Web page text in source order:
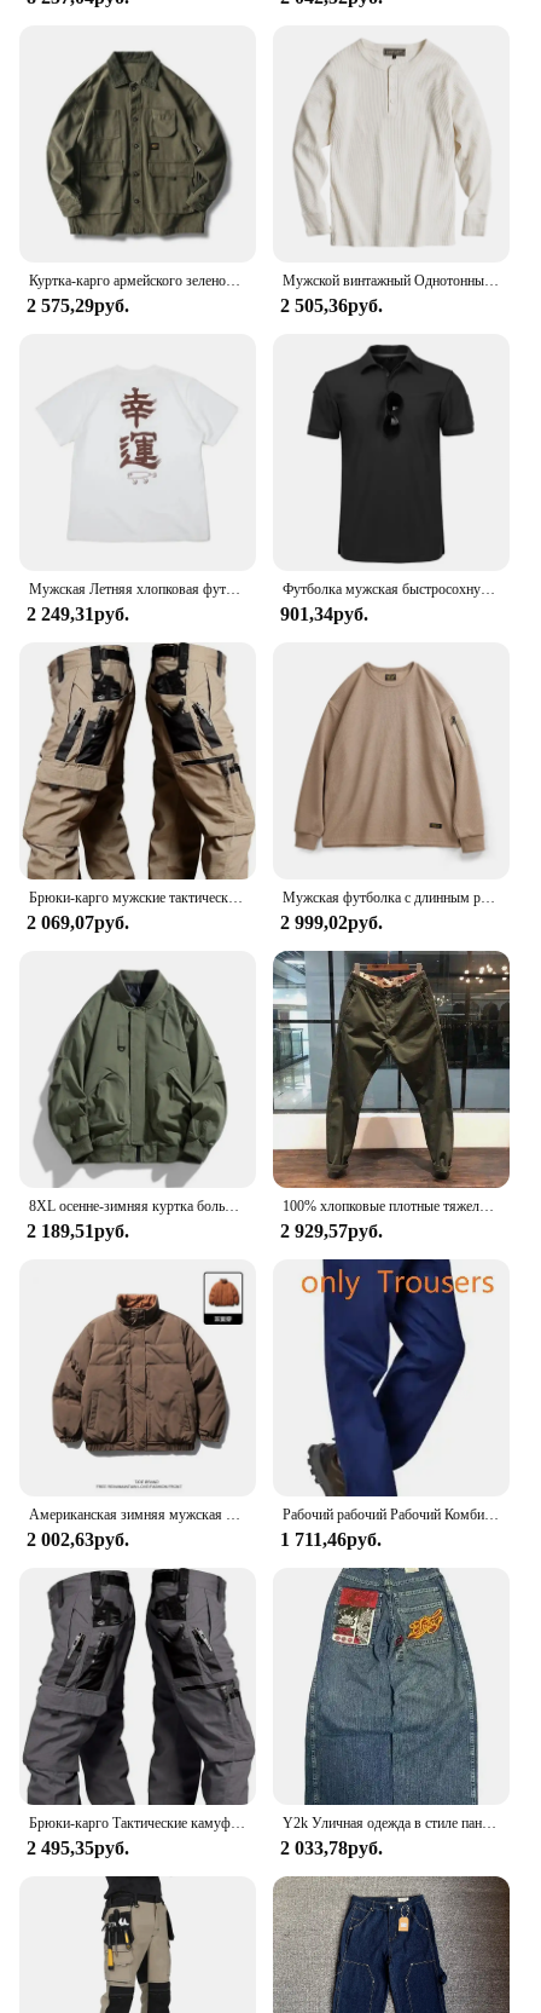
Куртка-карго армейского зеленого цвета для мужчин и женщин, уличная одежда в японском стиле, пальто в стиле Харадзюку, корейская мода, повседневная рабочая одежда в стиле милитари, весна
2 575,29руб.
Мужской винтажный Однотонный свитер с длинным рукавом
2 505,36руб.
Мужская Летняя хлопковая футболка с коротким рукавом и принтом
2 249,31руб.
Футболка мужская быстросохнущая с коротким рукавом, тактическая спортивная дышащая одежда для работы, бега, походов, повседневная с коротким рукавом, лето
901,34руб.
Брюки-карго мужские тактические, штаны для работы на открытом воздухе, много карманов, водонепроницаемые, для походов, осень-весна
2 069,07руб.
Мужская футболка с длинным рукавом и круглым вырезом
2 999,02руб.
8XL осенне-зимняя куртка больших размеров, мужское свободное модное пальто, куртка-бомбер 130 кг, мужская рабочая одежда, куртка-карго, уличная верхняя одежда
2 189,51руб.
100% хлопковые плотные тяжелые мужские брюки в стиле ретро, американские повседневные узкие прямые брюки для парней, весенняя одежда высокого качества
2 929,57руб.
Американская зимняя мужская и женская двусторонняя рабочая одежда в стиле ретро, толстая куртка для пар, свободный повседневный топ с воротником-стойкой
2 002,63руб.
Рабочий рабочий Рабочий Комбинезон, сварочный костюм для авто, ремонтников, мастерских, механических работ, брюки, Сварочная одежда, комбинезон, спецодежда
1 711,46руб.
Брюки-карго Тактические камуфляжные, водонепроницаемые износостойкие брюки с несколькими карманами для тренировок на открытом воздухе
2 495,35руб.
Y2k Уличная одежда в стиле панк, хип-хоп, джинсы, спецодежда на западном побережье, рваный рэп, свободная одежда больших размеров, мужские брюки для мытья полов
2 033,78руб.